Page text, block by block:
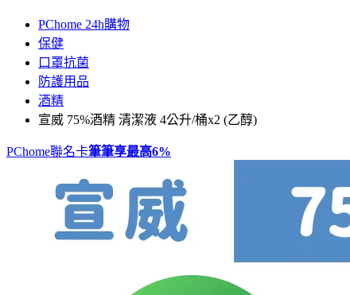
PChome 24h購物
保健
口罩抗菌
防護用品
酒精
宣威 75%酒精 清潔液 4公升/桶x2 (乙醇)
PChome聯名卡筆筆享最高6%